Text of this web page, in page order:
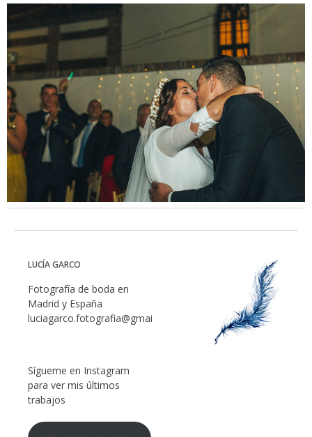
LUCÍA GARCO
Fotografía de boda en
Madrid y España
luciagarco.fotografia@gmail.com
Sígueme en Instagram
para ver mis últimos
trabajos